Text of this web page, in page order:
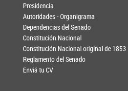
Presidencia
Autoridades - Organigrama
Dependencias del Senado
Constitución Nacional
Constitución Nacional original de 1853
Reglamento del Senado
Enviá tu CV